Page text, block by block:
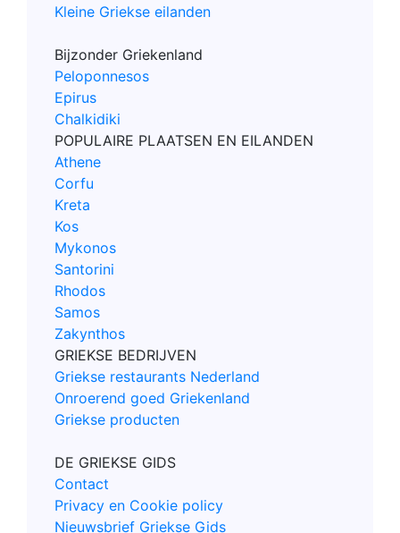
Kleine Griekse eilanden
Bijzonder Griekenland
Peloponnesos
Epirus
Chalkidiki
POPULAIRE PLAATSEN EN EILANDEN
Athene
Corfu
Kreta
Kos
Mykonos
Santorini
Rhodos
Samos
Zakynthos
GRIEKSE BEDRIJVEN
Griekse restaurants Nederland
Onroerend goed Griekenland
Griekse producten
DE GRIEKSE GIDS
Contact
Privacy en Cookie policy
Nieuwsbrief Griekse Gids